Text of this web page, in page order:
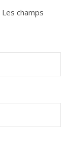
Les champs